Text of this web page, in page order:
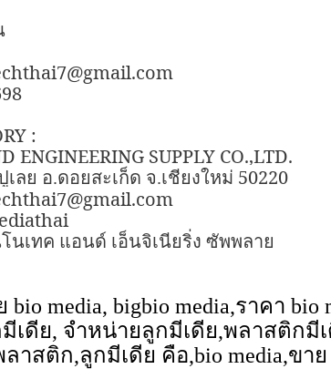
:
ENGINEERING SUPPLY CO.,LTD.
เลย อ.ดอยสะเก็ด จ.เชียงใหม่ 50220
นเทค แอนด์ เอ็นจิเนียริ่ง ซัพพลาย
bio media, bigbio media,ราคา bio
เดีย, จำหน่ายลูกมีเดีย,พลาสติกมี
ลาสติก,ลูกมีเดีย คือ,bio media,ขา